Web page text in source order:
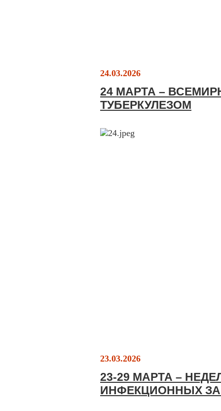
24.03.2026
24 МАРТА –
ТУБЕРКУЛЕЗОМ
23.03.2026
23-29 МАРТА –
ИНФЕКЦИОННЫХ